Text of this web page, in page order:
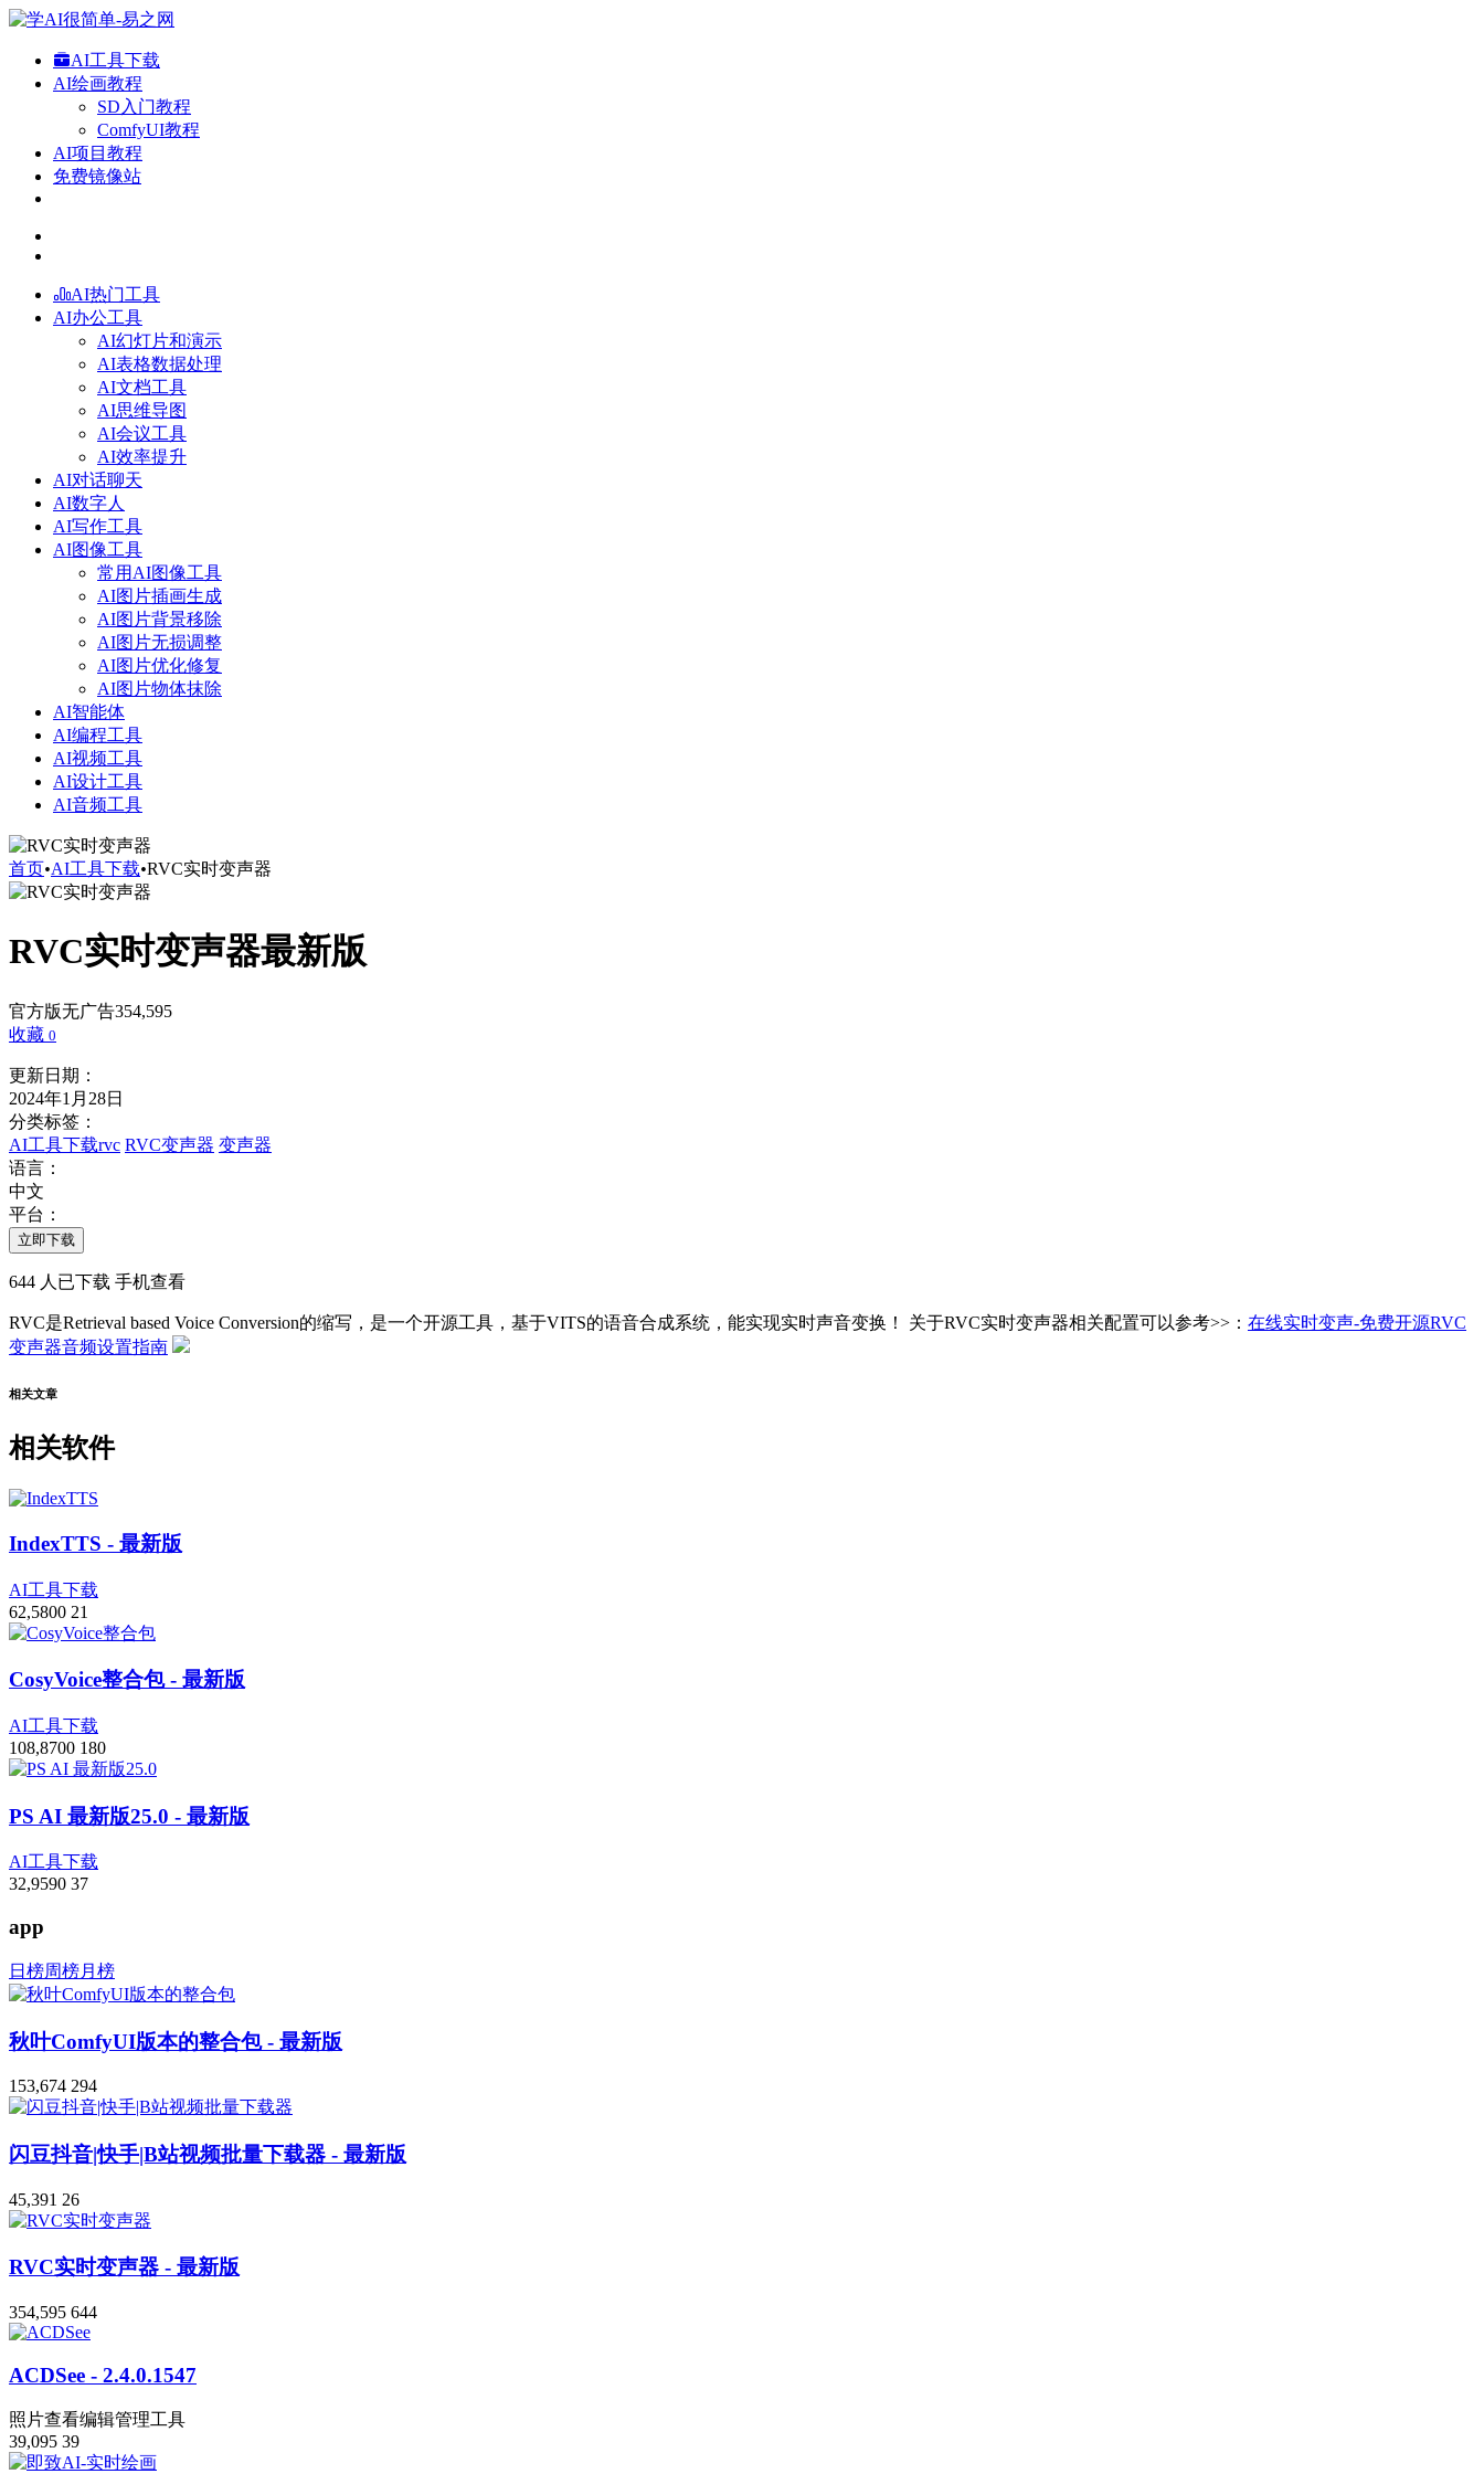
AI工具下载
AI绘画教程
SD入门教程
ComfyUI教程
AI项目教程
免费镜像站
AI热门工具
AI办公工具
AI幻灯片和演示
AI表格数据处理
AI文档工具
AI思维导图
AI会议工具
AI效率提升
AI对话聊天
AI数字人
AI写作工具
AI图像工具
常用AI图像工具
AI图片插画生成
AI图片背景移除
AI图片无损调整
AI图片优化修复
AI图片物体抹除
AI智能体
AI编程工具
AI视频工具
AI设计工具
AI音频工具
首页•AI工具下载•RVC实时变声器
RVC实时变声器最新版
官方版无广告354,595
收藏 0
更新日期：
2024年1月28日
分类标签：
AI工具下载rvc RVC变声器 变声器
语言：
中文
平台：
立即下载
644 人已下载 手机查看
RVC是Retrieval based Voice Conversion的缩写，是一个开源工具，基于VITS的语音合成系统，能实现实时声音变换！ 关于RVC实时变声器相关配置可以参考>>： 在线实时变声-免费开源RVC
变声器音频设置指南
相关文章
相关软件
IndexTTS - 最新版
AI工具下载
62,5800 21
CosyVoice整合包- 最新版
AI工具下载
108,8700 180
PS AI 最新版25.0 - 最新版
AI工具下载
32,9590 37
app
日榜周榜月榜
秋叶ComfyUI版本的整合包- 最新版
153,674 294
闪豆抖音|快手|B站视频批量下载器 - 最新版
45,391 26
RVC实时变声器 - 最新版
354,595 644
ACDSee - 2.4.0.1547
照片查看编辑管理工具
39,095 39